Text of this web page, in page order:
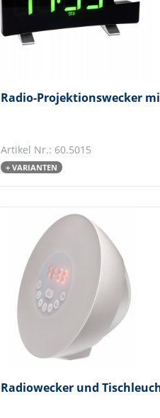
Radio-Projektionswecker
Artikel Nr.: 60.5015
+ VARIANTEN
Radiowecker und